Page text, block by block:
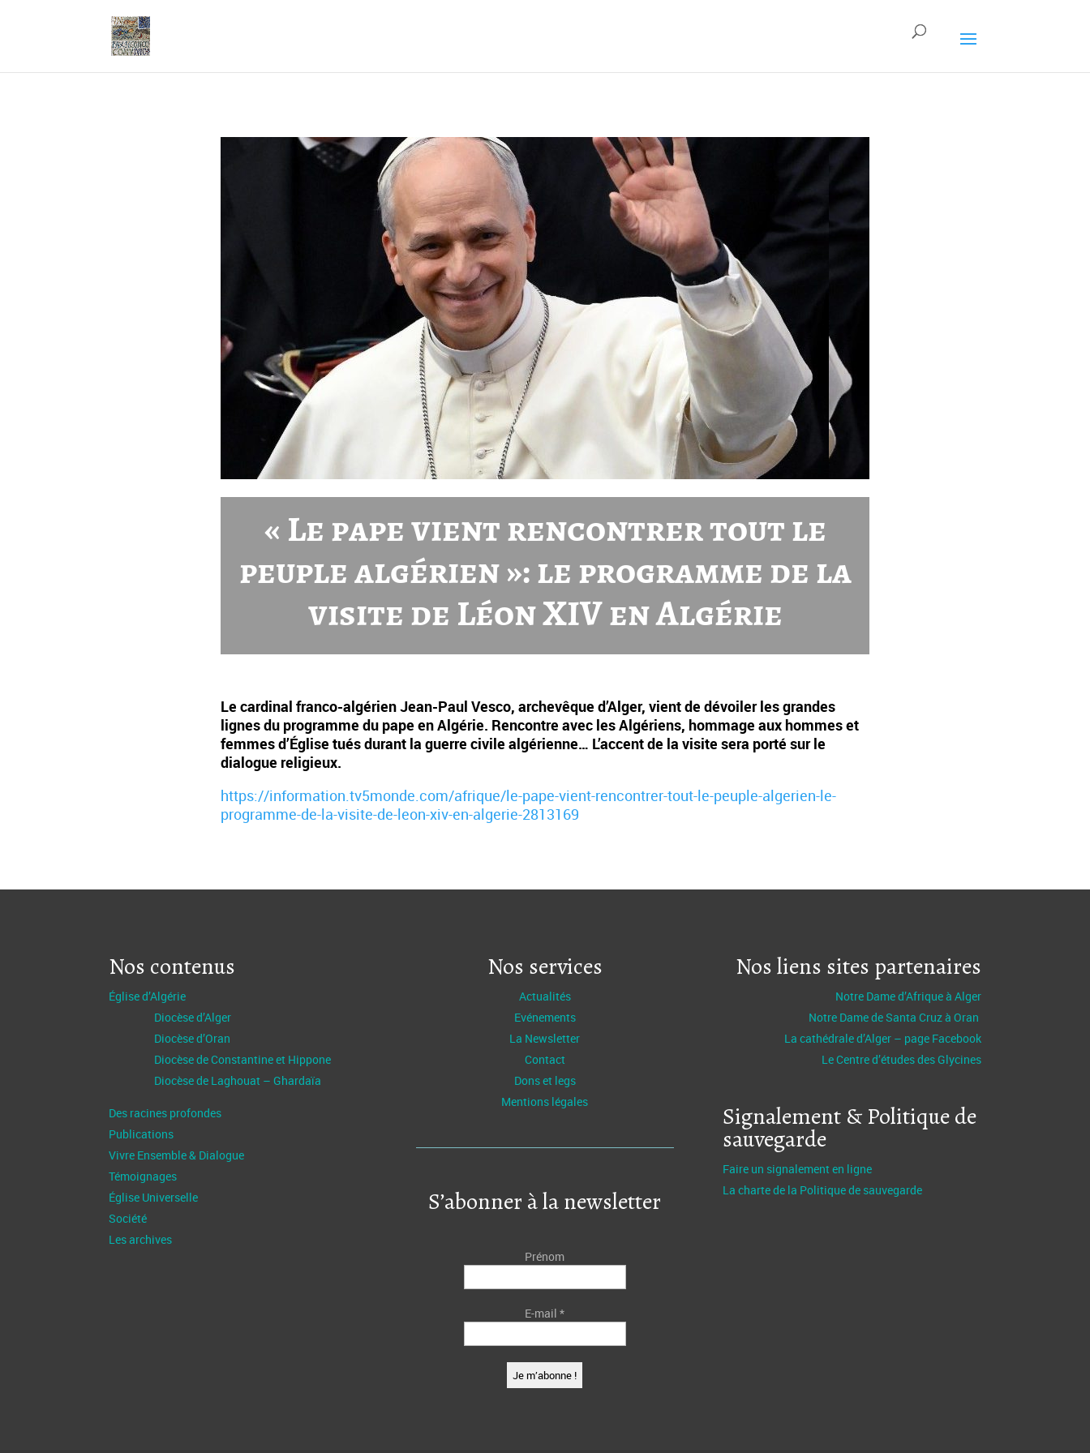
« Le pape vient rencontrer tout le
peuple algérien »: le programme de la
visite de Léon XIV en Algérie
Le cardinal franco-algérien Jean-Paul Vesco, archevêque d’Alger, vient de dévoiler les grandes
lignes du programme du pape en Algérie. Rencontre avec les Algériens, hommage aux hommes et
femmes d’Église tués durant la guerre civile algérienne… L’accent de la visite sera porté sur le
dialogue religieux.
https://information.tv5monde.com/afrique/le-pape-vient-rencontrer-tout-le-peuple-algerien-le-
programme-de-la-visite-de-leon-xiv-en-algerie-2813169
Nos contenus
Église d’Algérie
Diocèse d’Alger
Diocèse d’Oran
Diocèse de Constantine et Hippone
Diocèse de Laghouat – Ghardaïa
Des racines profondes
Publications
Vivre Ensemble & Dialogue
Témoignages
Église Universelle
Société
Les archives
Nos services
Actualités
Evénements
La Newsletter
Contact
Dons et legs
Mentions légales
S’abonner à la newsletter
Prénom
E-mail*
Nos liens sites partenaires
Notre Dame d’Afrique à Alger
Notre Dame de Santa Cruz à Oran
La cathédrale d’Alger – page Facebook
Le Centre d’études des Glycines
Signalement & Politique de
sauvegarde
Faire un signalement en ligne
La charte de la Politique de sauvegarde